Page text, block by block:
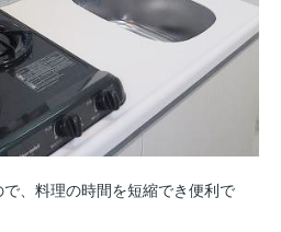
、料理の時間を短縮でき便利で